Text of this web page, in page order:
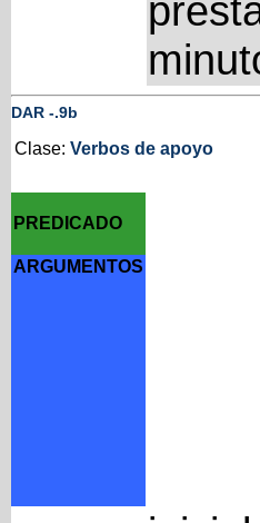
DAR -.9b
Clase: Verbos de apoyo
PREDICADO
ARGUMENTOS